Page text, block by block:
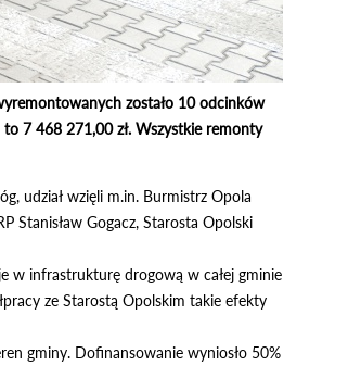
zostało 10 odcinków
7 468 271,00 zł. Wszystkie remonty
udział wzięli m.in. Burmistrz Opola
Stanisław Gogacz, Starosta Opolski
w infrastrukturę drogową w całej gminie
ze Starostą Opolskim takie efekty
gminy. Dofinansowanie wyniosło 50%